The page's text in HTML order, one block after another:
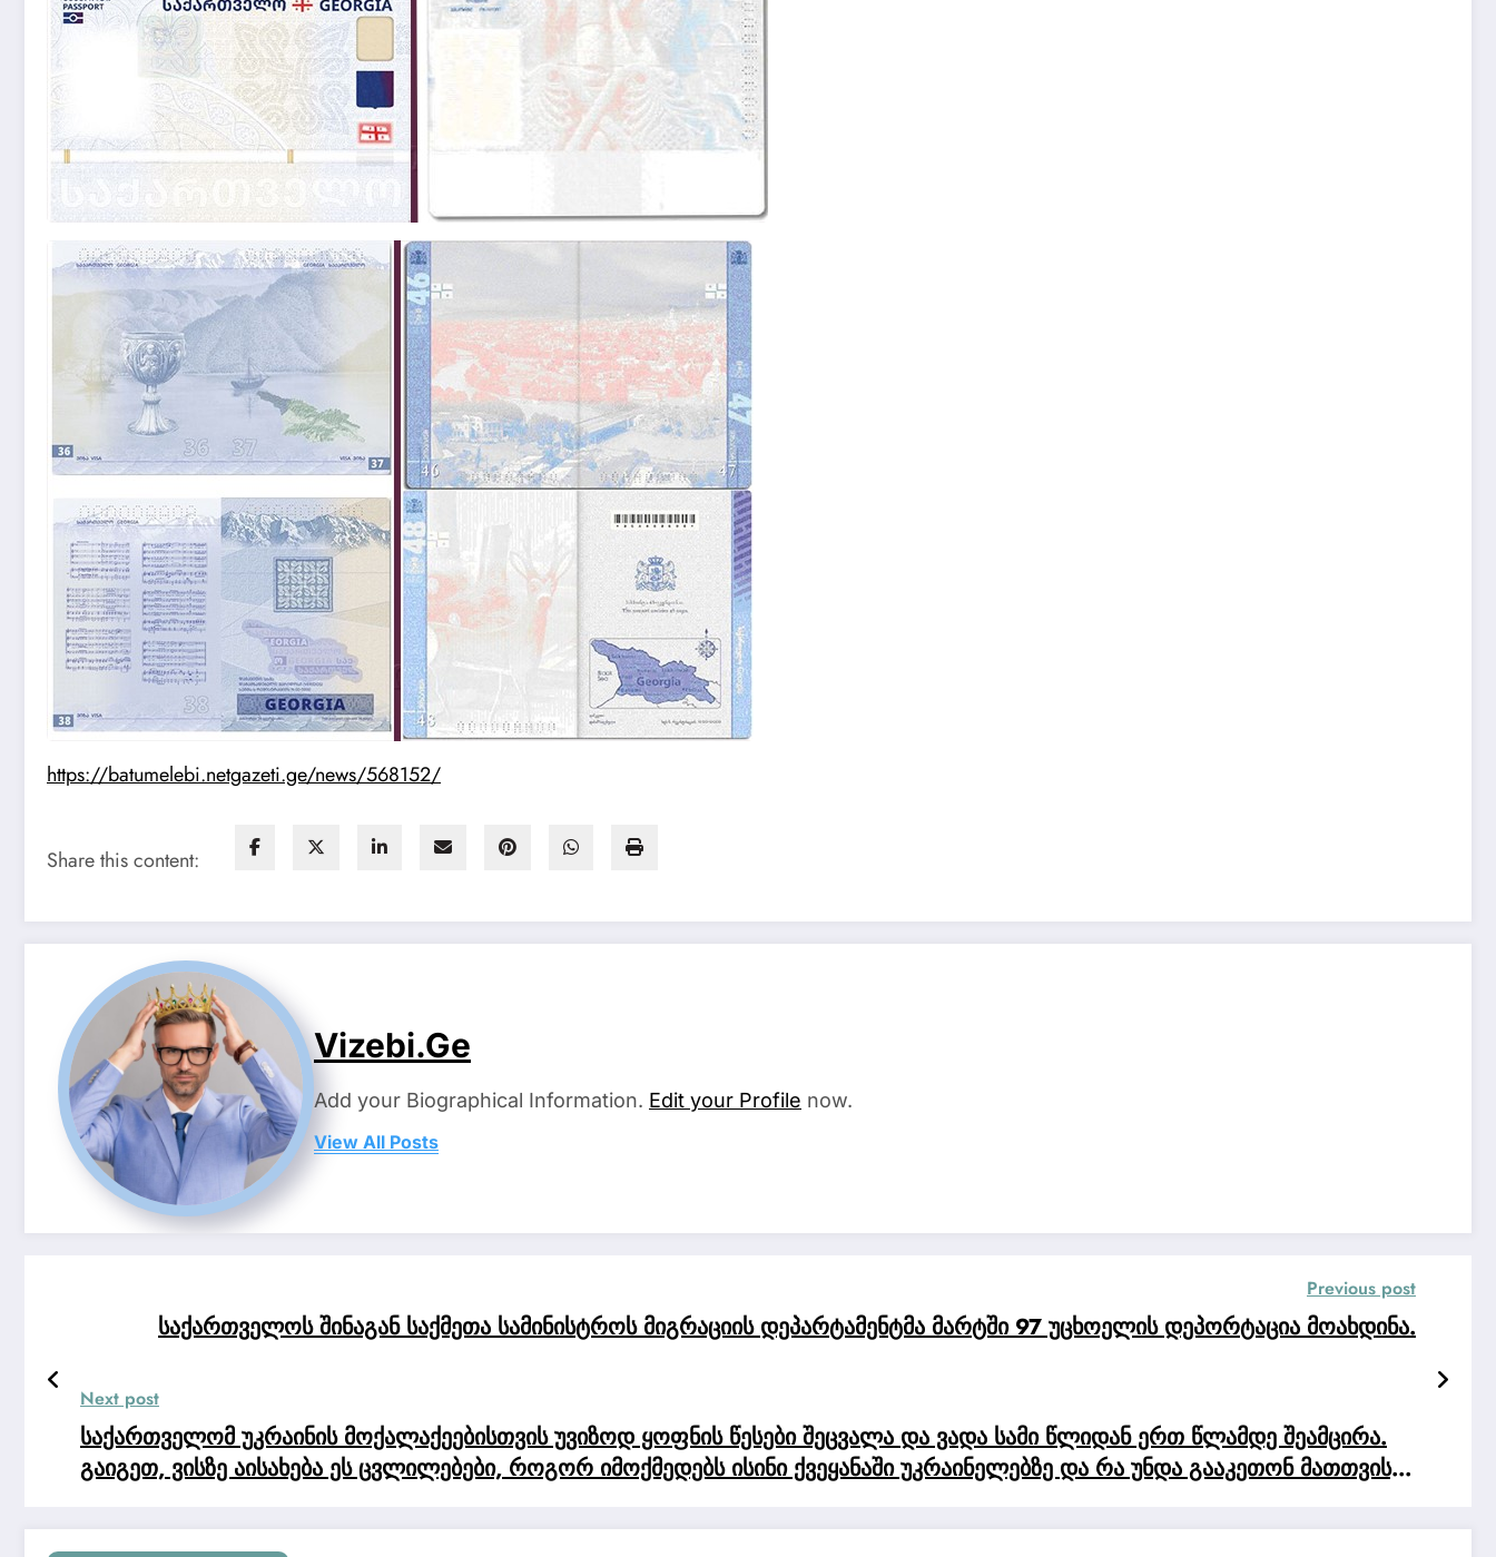
https://batumelebi.netgazeti.ge/news/568152/
Share this content:
Vizebi.ge
Add your Biographical Information. Edit your Profile now.
View All Posts
Previous post
საქართველოს შინაგან საქმეთა სამინისტროს მიგრაციის დეპარტამენტმა მარტში 97 უცხოელის დეპორტაცია მოახდინა.
Next post
საქართველომ უკრაინის მოქალაქეებისთვის უვიზოდ ყოფნის წესები შეცვალა და ვადა სამი წლიდან ერთ წლამდე შეამცირა.
გაიგეთ, ვისზე აისახება ეს ცვლილებები, როგორ იმოქმედებს ისინი ქვეყანაში უკრაინელებზე და რა უნდა გააკეთონ მათთვის,